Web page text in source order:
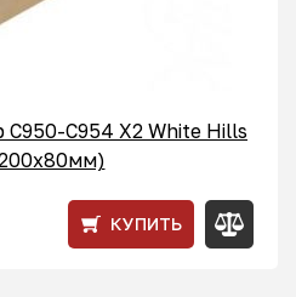
C954 X2 White Hills
КУПИТЬ